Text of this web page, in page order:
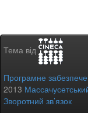
Тема від
Програмне
2013
Зворотний зв’язок